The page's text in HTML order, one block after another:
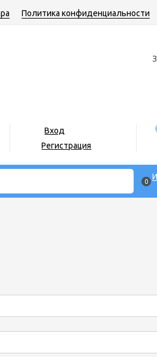
Политика конфиденциальности
Вход
Регистрация
0